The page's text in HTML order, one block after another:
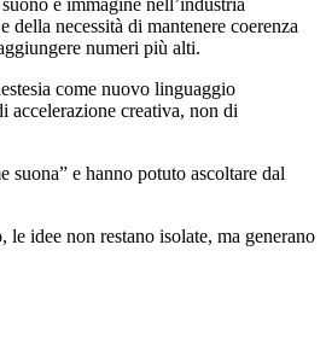
necessità di mantenere coerenza
numeri più alti.
come nuovo linguaggio
accelerazione creativa, non di
e hanno potuto ascoltare dal
idee non restano isolate, ma generano